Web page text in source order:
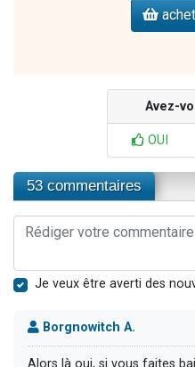
Avez-
OUI
53 commentaires
Je veux être averti des
Borgnowitch A.